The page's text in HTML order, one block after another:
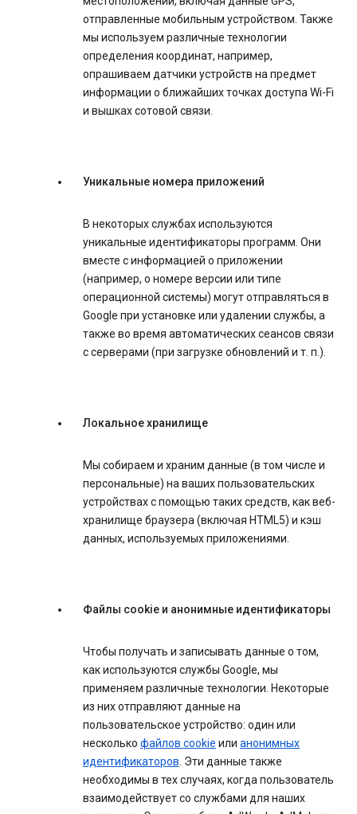
отправленные мобильным устройством. Также
мы используем различные технологии
определения координат, например,
опрашиваем датчики устройств на предмет
информации о ближайших точках доступа Wi-Fi
и вышках сотовой связи.
Уникальные номера приложений
В некоторых службах используются
уникальные идентификаторы программ. Они
вместе с информацией о приложении
(например, о номере версии или типе
операционной системы) могут отправляться в
Google при установке или удалении службы, а
также во время автоматических сеансов связи
с серверами (при загрузке обновлений и т. п.).
Локальное хранилище
Мы собираем и храним данные (в том числе и
персональные) на ваших пользовательских
устройствах с помощью таких средств, как веб-
хранилище браузера (включая HTML5) и кэш
данных, используемых приложениями.
Файлы cookie и анонимные идентификаторы
Чтобы получать и записывать данные о том,
как используются службы Google, мы
применяем различные технологии. Некоторые
из них отправляют данные на
пользовательское устройство: один или
несколько файлов cookie или анонимных
идентификаторов. Эти данные также
необходимы в тех случаях, когда пользователь
взаимодействует со службами для наших